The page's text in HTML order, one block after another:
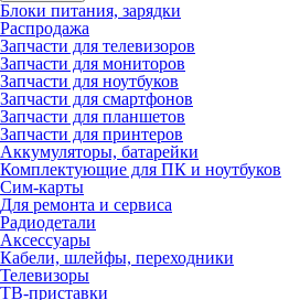
Блоки питания, зарядки
Распродажа
Запчасти для телевизоров
Запчасти для мониторов
Запчасти для ноутбуков
Запчасти для смартфонов
Запчасти для планшетов
Запчасти для принтеров
Аккумуляторы, батарейки
Комплектующие для ПК и ноутбуков
Сим-карты
Для ремонта и сервиса
Радиодетали
Аксессуары
Кабели, шлейфы, переходники
Телевизоры
ТВ-приставки